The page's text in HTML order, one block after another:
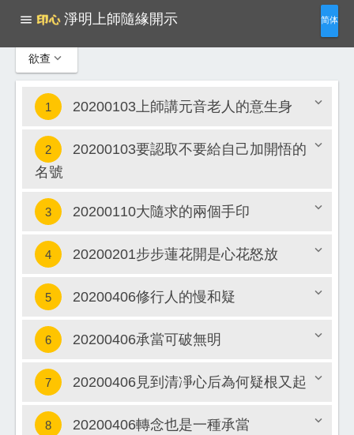
 淨明上師隨緣開示 简体
欲查 
1 20200103上師講元音老人的意生身
2
20200103要認取不要給自己加開悟的
名號
關閉
3 20200110大隨求的兩個手印
關閉
4 20200201步步蓮花開是心花怒放
關閉
5 20200406修行人的慢和疑
關閉
6 20200406承當可破無明
關閉
7 20200406見到清凈心后為何疑根又起
8 20200406轉念也是一種承當